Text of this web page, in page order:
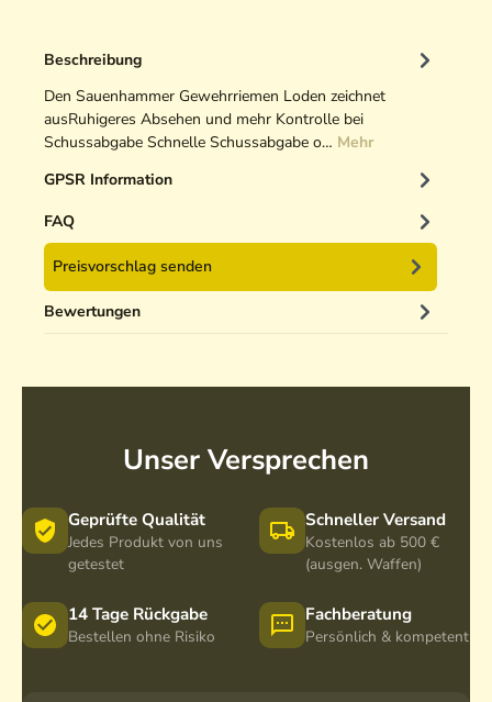
Beschreibung
Den Sauenhammer Gewehrriemen Loden zeichnet
ausRuhigeres Absehen und mehr Kontrolle bei
Schussabgabe Schnelle Schussabgabe o… Mehr
GPSR Information
FAQ
Preisvorschlag senden
Bewertungen
Unser Versprechen
Geprüfte Qualität
Jedes Produkt von uns
getestet
Schneller Versand
Kostenlos ab 500 €
(ausgen. Waffen)
14 Tage Rückgabe
Bestellen ohne Risiko
Fachberatung
Persönlich & kompetent